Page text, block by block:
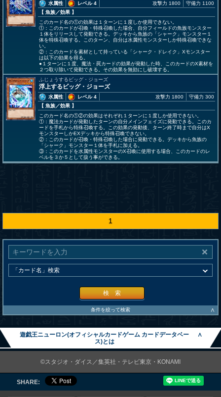
水属性
レベル 4
【 魚族／効果 】
攻撃力 1800 守備力 1100
このカード名の①の効果は１ターンに１度しか使用できない。
①：このカードが召喚・特殊召喚した場合、自分フィールドの魚族モンスター
１体をリリースして発動できる。デッキから魚族の「シャーク」モンスター１
体を特殊召喚する。このターン、自分は水属性モンスターしか特殊召喚できな
い。
②：このカードを素材として持っている「シャーク・ドレイク」Xモンスター
は以下の効果を得る。
●１ターンに１度、魔法・罠カードの効果が発動した時、このカードのX素材を
２つ取り除いて発動できる。その効果を無効にし破壊する。
ふじょうするビッグ・ジョーズ
浮上するビッグ・ジョーズ
水属性
レベル 4
【 魚族／効果 】
攻撃力 1800 守備力 300
このカード名の①②の効果はそれぞれ１ターンに１度しか使用できない。
①：魔法カードが発動したターンの自分メインフェイズに発動できる。このカ
ードを手札から特殊召喚する。この効果の発動後、ターン終了時まで自分はX
モンスターしかEXデッキから特殊召喚できない。
②：このカードが召喚・特殊召喚した場合に発動できる。デッキから魚族の
「シャーク」モンスター１体を手札に加える。
③：このカードを水属性モンスターのX召喚に使用する場合、このカードのレ
ベルを３か５として扱う事ができる。
1
検 索
条件を絞って検索 ∧
遊戯王ニューロン(オフィシャルカードゲーム カードデータベー
ス)とは
∧
©スタジオ・ダイス／集英社・テレビ東京・KONAMI
SHARE: